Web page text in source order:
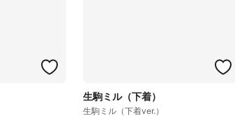
生駒ミル（下着）
生駒ミル（下着ver.）